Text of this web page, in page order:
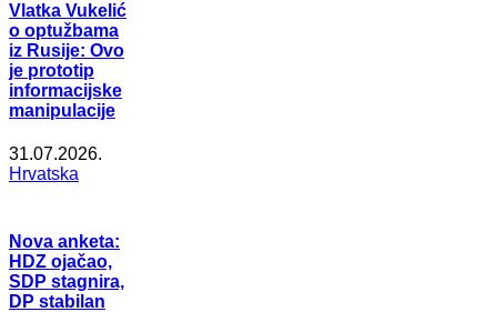
Vlatka Vukelić
o optužbama
iz Rusije: Ovo
je prototip
informacijske
manipulacije
31.07.2026.
Hrvatska
Nova anketa:
HDZ ojačao,
SDP stagnira,
DP stabilan